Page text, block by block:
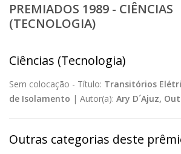
PREMIADOS 1989 - CIÊNCIAS
(TECNOLOGIA)
Ciências (Tecnologia)
Sem colocação - Título: Transitórios
de Isolamento | Autor(a): Ary D´Ajuz,
Outras categorias deste